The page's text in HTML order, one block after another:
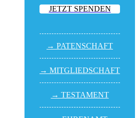
JETZT SPENDEN
→ PATEN­SCHAFT
→ MITGLIED­SCHAFT
→ TESTA­MENT